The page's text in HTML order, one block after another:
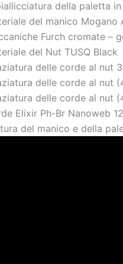
della paletta in
del manico Mogano
Furch cromate –
del Nut TUSQ Black
delle corde al nut
delle corde al nut
delle corde al nut
Elixir Ph-Br Nanoweb
del manico e della